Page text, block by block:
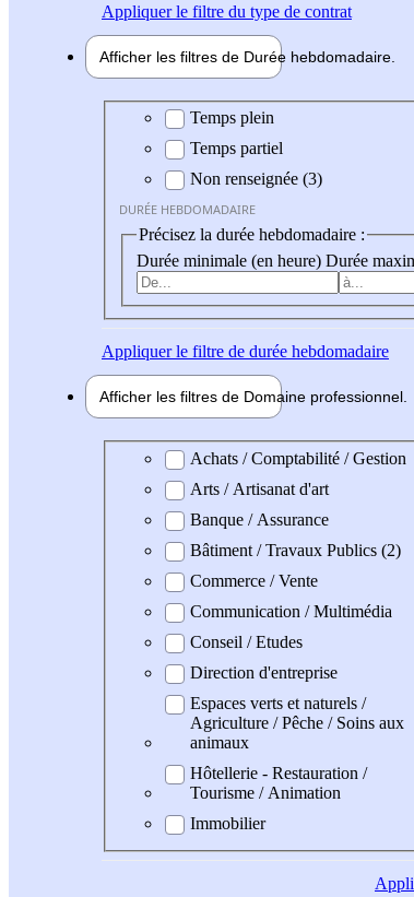
Appliquerle filtre du type de contrat
Afficher les filtres de Durée hebdomadaire
Durée hebdomadaire
Temps plein
Temps partiel
Non renseignée (3)
DURÉE HEBDOMADAIRE
Précisez la durée hebdomadaire :
Durée minimale (en heure) Durée
Appliquerle filtre de durée hebdomadaire
Afficher les filtres de Domaine professionnel
Domaine professionel
Achats / Comptabilité / Gestion
Arts / Artisanat d'art
Banque / Assurance
Bâtiment / Travaux Publics (2)
Commerce / Vente
Communication / Multimédia
Conseil / Etudes
Direction d'entreprise
Espaces verts et naturels /
Agriculture / Pêche / Soins aux
animaux
Hôtellerie - Restauration /
Tourisme / Animation
Immobilier